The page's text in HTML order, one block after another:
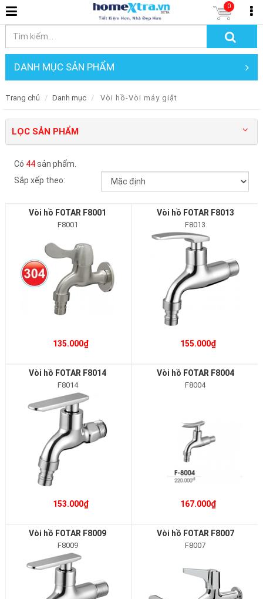
0
DANH MỤC SẢN PHẨM
Trang chủ Danh mục Vòi hồ-Vòi máy giặt
LỌC SẢN PHẨM
Có 44sản phẩm.
Sắp xếp theo:
Vòi hồ FOTAR F8001
F8001
135.000₫
Vòi hồ FOTAR F8013
F8013
155.000₫
Vòi hồ FOTAR F8014
F8014
153.000₫
Vòi hồ FOTAR F8004
F8004
167.000₫
Vòi hồ FOTAR F8009
F8009
Vòi hồ FOTAR F8007
F8007